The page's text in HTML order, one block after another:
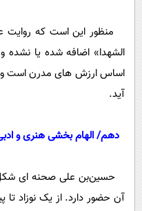
منظور این است که روایت
الشهدا» اضافه شده یا نشده
اساس ارزش های مدرن است و
آید.
دهم/ الهام بخشی هنری و
حسین‌بن علی صحنه ای
آن حضور دارد. از یک نوزاد تا